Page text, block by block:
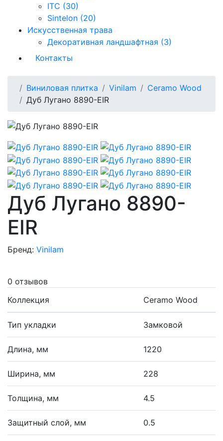
ITC (30)
Sintelon (20)
Искусственная трава
Декоративная ландшафтная (3)
Контакты
Виниловая плитка Vinilam
Ceramo Wood
Дуб Лугано 8890-EIR
Дуб Лугано 8890-
EIR
Бренд: Vinilam
0 отзывов
Коллекция
Ceramo Wood
Тип укладки Замковой
Длина, мм 1220
Ширина, мм 228
Толщина, мм 4.5
Защитный слой, мм 0.5